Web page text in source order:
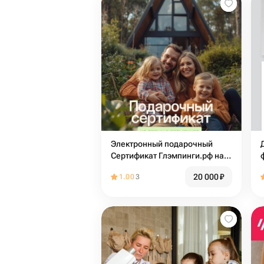
Электронный подарочный
Сертификат Глэмпинги.рф на
отдыха семьей (2 взрослых + 2
1.003 20 000₽